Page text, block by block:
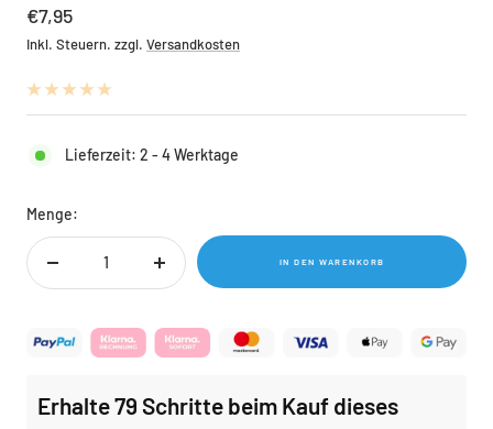
Angebotspreis
€7,95
Inkl. Steuern. zzgl. Versandkosten
Lieferzeit: 2 - 4 Werktage
Menge:
Menge
IN DEN WARENKORB
Erhalte 79 Schritte beim Kauf dieses